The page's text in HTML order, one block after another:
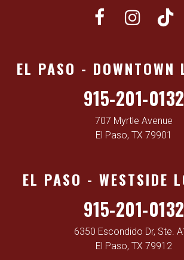
EL PASO - DOWNTOWN
915-201-0132
707 Myrtle Avenue
El Paso, TX 79901
EL PASO - WESTSIDE
915-201-0132
6350 Escondido Dr, Ste.
El Paso, TX 79912